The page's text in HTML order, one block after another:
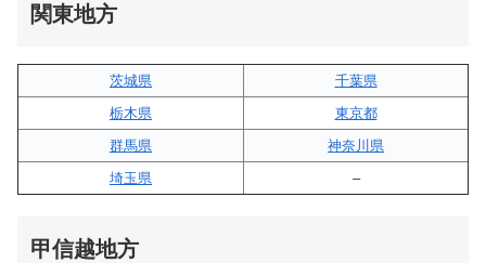
関東地方
茨城県
千葉県
栃木県
東京都
群馬県
神奈川県
埼玉県
–
甲信越地方